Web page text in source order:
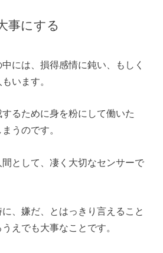
事にする
には、損得感情に鈍い、もしく
います。
るために身を粉にして働いた
うのです。
として、凄く大切なセンサーで
、嫌だ、とはっきり言えること
えでも大事なことです。